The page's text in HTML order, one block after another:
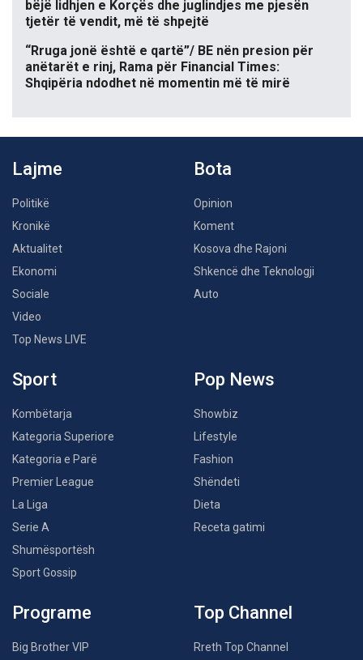
bëjë lidhjen e Korçës dhe juglindjes me pjesën
tjetër të vendit, më të shpejtë
“Rruga jonë është e qartë”/ BE nën presion për
anëtarët e rinj, Rama për Financial Times:
Shqipëria ndodhet në momentin më të mirë
Lajme
Politikë
Kronikë
Aktualitet
Ekonomi
Sociale
Video
Top News LIVE
Bota
Opinion
Koment
Kosova dhe Rajoni
Shkencë dhe Teknologji
Auto
Sport
Kombëtarja
Kategoria Superiore
Kategoria e Parë
Premier League
La Liga
Serie A
Shumësportësh
Sport Gossip
Pop News
Showbiz
Lifestyle
Fashion
Shëndeti
Dieta
Receta gatimi
Programe
Big Brother VIP
Top Channel
Rreth Top Channel